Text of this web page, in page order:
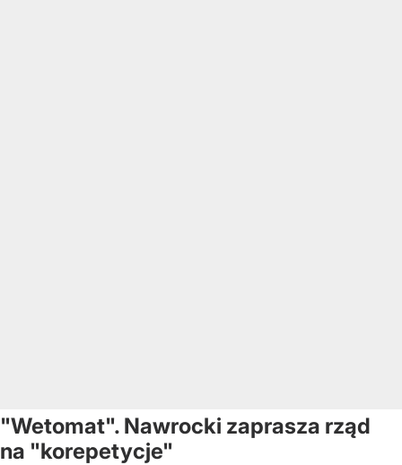
"Wetomat". Nawrocki zaprasza rząd
na "korepetycje"